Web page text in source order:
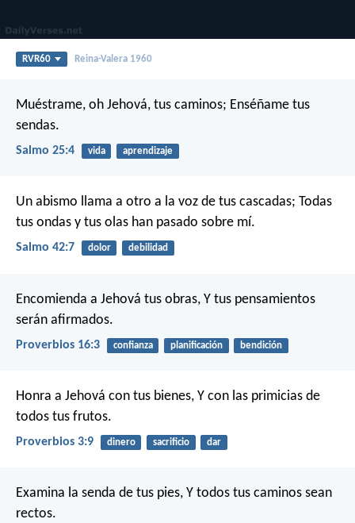
RVR60 Reina-Valera 1960
Muéstrame, oh Jehová, tus caminos; Enséñame tus
sendas.
Salmo 25:4 vida aprendizaje
Un abismo llama a otro a la voz de tus cascadas; Todas
tus ondas y tus olas han pasado sobre mí.
Salmo 42:7 dolor debilidad
Encomienda a Jehová tus obras, Y tus pensamientos
serán afirmados.
Proverbios 16:3 confianza planificación bendición
Honra a Jehová con tus bienes, Y con las primicias de
todos tus frutos.
Proverbios 3:9 dinero sacrificio dar
Examina la senda de tus pies, Y todos tus caminos sean
rectos.